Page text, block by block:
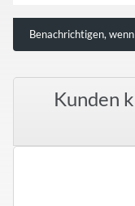
Benachrichtigen,
Kunden